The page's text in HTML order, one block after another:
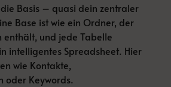
Basis – quasi dein zentraler
Base ist wie ein Ordner, der
enthält, und jede Tabelle
intelligentes Spreadsheet. Hier
wie Kontakte,
oder Keywords.